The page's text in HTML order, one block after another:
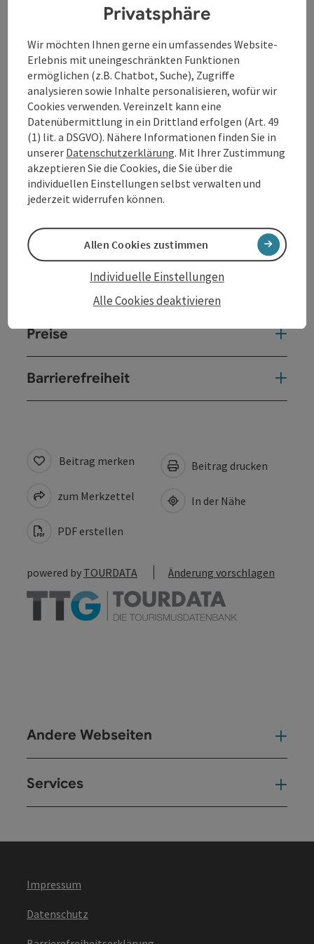
hörbar, sondern sichtbar und spürbar gemacht.
Ein poetisches Theatererlebnis, das Neugier auf
Wörter, Klänge und Geschichten weckt und Kinder
dazu inspiriert, Sprache mit allen Sinnen zu erleben.
Kontakt
Veranstaltungstermin/e
Veranstaltungsort
Preise
Barrierefreiheit
Beitrag merken
zum Merkzettel
PDF erstellen
Beitrag drucken
In der Nähe
powered by TOURDATA Änderung vorschlagen
Andere Webseiten
Services
Impressum
Datenschutz
Privatsphäre
Wir möchten Ihnen gerne ein umfassendes Website-
Erlebnis mit uneingeschränkten Funktionen
ermöglichen (z.B. Chatbot, Suche), Zugriffe
analysieren sowie Inhalte personalisieren, wofür wir
Cookies verwenden. Vereinzelt kann eine
Datenübermittlung in ein Drittland erfolgen (Art. 49
(1) lit. a DSGVO). Nähere Informationen finden Sie in
unserer Datenschutzerklärung. Mit Ihrer Zustimmung
akzeptieren Sie die Cookies, die Sie über die
individuellen Einstellungen selbst verwalten und
jederzeit widerrufen können.
Alle Cookies deaktivieren
Individuelle Einstellungen
Allen Cookies zustimmen